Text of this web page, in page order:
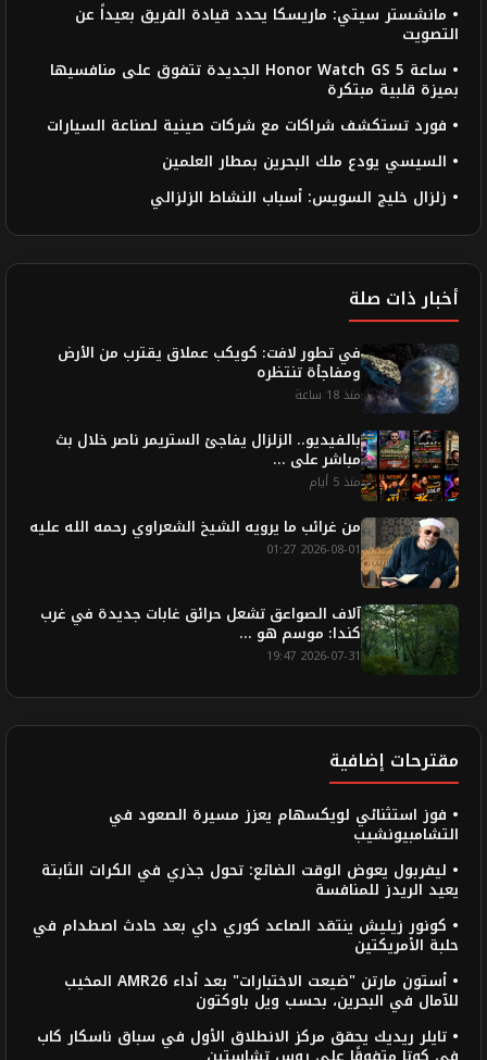
• مانشستر سيتي: ماريسكا يحدد قيادة الفريق بعيداً عن
التصويت
• ساعة Honor Watch GS 5 الجديدة تتفوق على منافسيها
بميزة قلبية مبتكرة
• فورد تستكشف شراكات مع شركات صينية لصناعة السيارات
• السيسي يودع ملك البحرين بمطار العلمين
• زلزال خليج السويس: أسباب النشاط الزلزالي
أخبار ذات صلة
في تطور لافت: كويكب عملاق يقترب من الأرض
ومفاجأة تنتظره
منذ 18 ساعة
بالفيديو.. الزلزال يفاجئ الستريمر ناصر خلال بث
مباشر على ...
منذ 5 أيام
من غرائب ما يرويه الشيخ الشعراوي رحمه الله عليه
2026-08-01 01:27
آلاف الصواعق تشعل حرائق غابات جديدة في غرب
كندا: موسم هو ...
2026-07-31 19:47
مقترحات إضافية
• فوز استثنائي لويكسهام يعزز مسيرة الصعود في
التشامبيونشيب
• ليفربول يعوض الوقت الضائع: تحول جذري في الكرات الثابتة
يعيد الريدز للمنافسة
• كونور زيليش ينتقد الصاعد كوري داي بعد حادث اصطدام في
حلبة الأمريكتين
• أستون مارتن "ضيعت الاختبارات" بعد أداء AMR26 المخيب
للآمال في البحرين، بحسب ويل باوكتون
• تايلر ريديك يحقق مركز الانطلاق الأول في سباق ناسكار كاب